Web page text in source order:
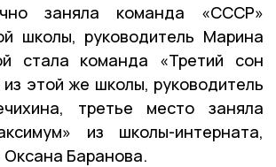
заняла команда «СССР»
школы, руководитель Марина
стала команда «Третий сон
этой же школы, руководитель
третье место заняла
из школы-интерната,
Оксана Баранова.